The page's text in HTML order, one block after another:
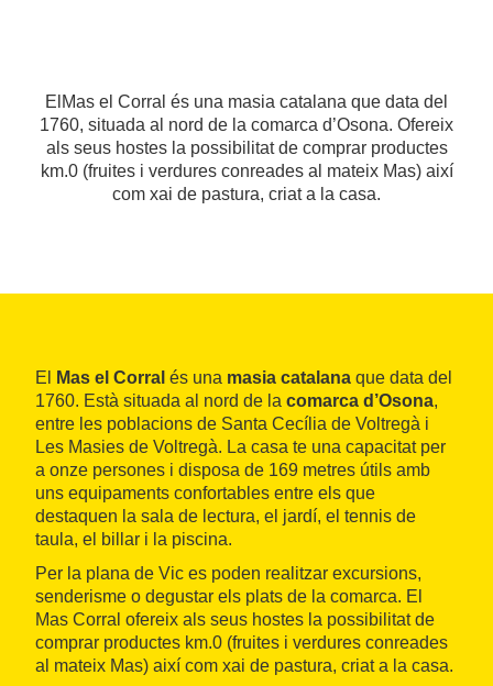
ElMas el Corral és una masia catalana que data del
1760, situada al nord de la comarca d’Osona. Ofereix
als seus hostes la possibilitat de comprar productes
km.0 (fruites i verdures conreades al mateix Mas) així
com xai de pastura, criat a la casa.
El Mas el Corral és una masia catalana que data del
1760. Està situada al nord de la comarca d’Osona,
entre les poblacions de Santa Cecília de Voltregà i
Les Masies de Voltregà. La casa te una capacitat per
a onze persones i disposa de 169 metres útils amb
uns equipaments confortables entre els que
destaquen la sala de lectura, el jardí, el tennis de
taula, el billar i la piscina.
Per la plana de Vic es poden realitzar excursions,
senderisme o degustar els plats de la comarca. El
Mas Corral ofereix als seus hostes la possibilitat de
comprar productes km.0 (fruites i verdures conreades
al mateix Mas) així com xai de pastura, criat a la casa.